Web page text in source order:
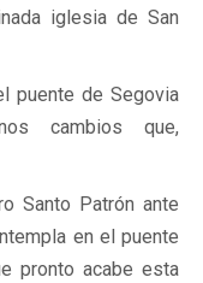
iglesia de San
puente de Segovia
cambios que,
Santo Patrón ante
en el puente
pronto acabe esta